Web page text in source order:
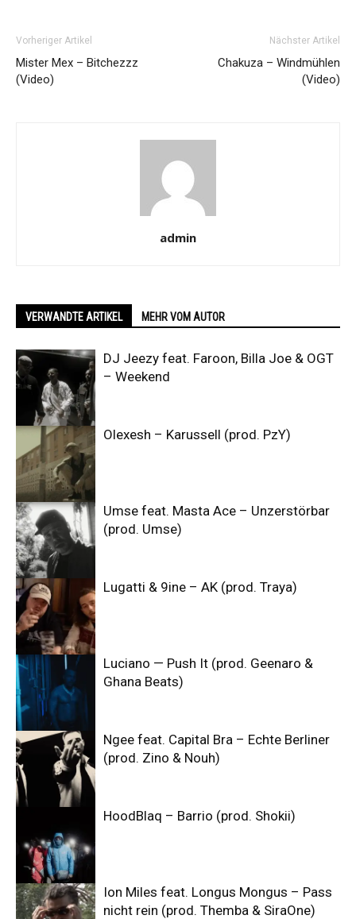
Vorheriger Artikel
Mister Mex – Bitchezzz
(Video)
Nächster Artikel
Chakuza – Windmühlen
(Video)
admin
VERWANDTE ARTIKEL MEHR VOM AUTOR
DJ Jeezy feat. Faroon, Billa Joe & OGT
– Weekend
Olexesh – Karussell (prod. PzY)
Umse feat. Masta Ace – Unzerstörbar
(prod. Umse)
Lugatti & 9ine – AK (prod. Traya)
Luciano — Push It (prod. Geenaro &
Ghana Beats)
Ngee feat. Capital Bra – Echte Berliner
(prod. Zino & Nouh)
HoodBlaq – Barrio (prod. Shokii)
Ion Miles feat. Longus Mongus – Pass
nicht rein (prod. Themba & SiraOne)